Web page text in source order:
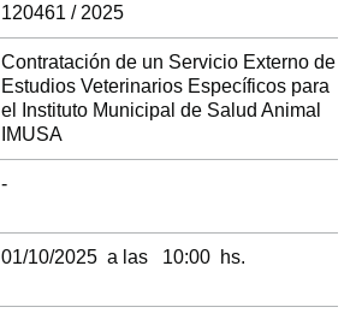
120461 / 2025
Contratación de un Servicio Externo de
Estudios Veterinarios Específicos para
el Instituto Municipal de Salud Animal
IMUSA
-
01/10/2025 a las 10:00 hs.